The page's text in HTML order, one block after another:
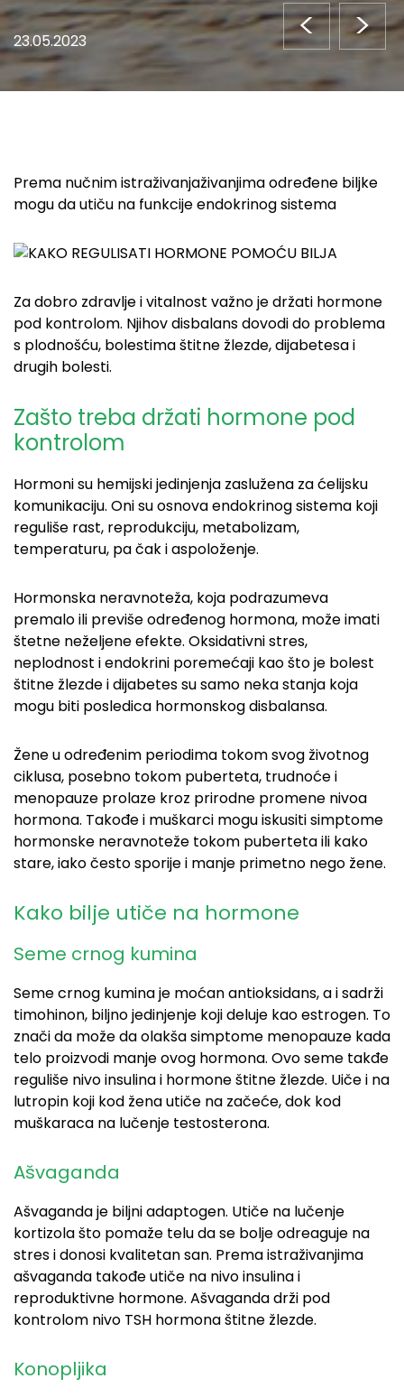
23.05.2023 < >
Prema nučnim istraživanjaživanjima određene biljke
mogu da utiču na funkcije endokrinog sistema
Za dobro zdravlje i vitalnost važno je držati hormone
pod kontrolom. Njihov disbalans dovodi do problema
s plodnošću, bolestima štitne žlezde, dijabetesa i
drugih bolesti.
Zašto treba držati hormone pod
kontrolom
Hormoni su hemijski jedinjenja zaslužena za ćelijsku
komunikaciju. Oni su osnova endokrinog sistema koji
reguliše rast, reprodukciju, metabolizam,
temperaturu, pa čak i aspoloženje.
Hormonska neravnoteža, koja podrazumeva
premalo ili previše određenog hormona, može imati
štetne neželjene efekte. Oksidativni stres,
neplodnost i endokrini poremećaji kao što je bolest
štitne žlezde i dijabetes su samo neka stanja koja
mogu biti posledica hormonskog disbalansa.
Žene u određenim periodima tokom svog životnog
ciklusa, posebno tokom puberteta, trudnoće i
menopauze prolaze kroz prirodne promene nivoa
hormona. Takođe i muškarci mogu iskusiti simptome
hormonske neravnoteže tokom puberteta ili kako
stare, iako često sporije i manje primetno nego žene.
Kako bilje utiče na hormone
Seme crnog kumina
Seme crnog kumina je moćan antioksidans, a i sadrži
timohinon, biljno jedinjenje koji deluje kao estrogen. To
znači da može da olakša simptome menopauze kada
telo proizvodi manje ovog hormona. Ovo seme takđe
reguliše nivo insulina i hormone štitne žlezde. Uiče i na
lutropin koji kod žena utiče na začeće, dok kod
muškaraca na lučenje testosterona.
Ašvaganda
Ašvaganda je biljniadaptogen. Utiče na lučenje
kortizola što pomaže telu da se bolje odreaguje na
stres i donosi kvalitetan san. Prema istraživanjima
ašvaganda takođe utiče na nivo insulina i
reproduktivne hormone. Ašvaganda drži pod
kontrolom nivo TSH hormona štitne žlezde.
Konopljika